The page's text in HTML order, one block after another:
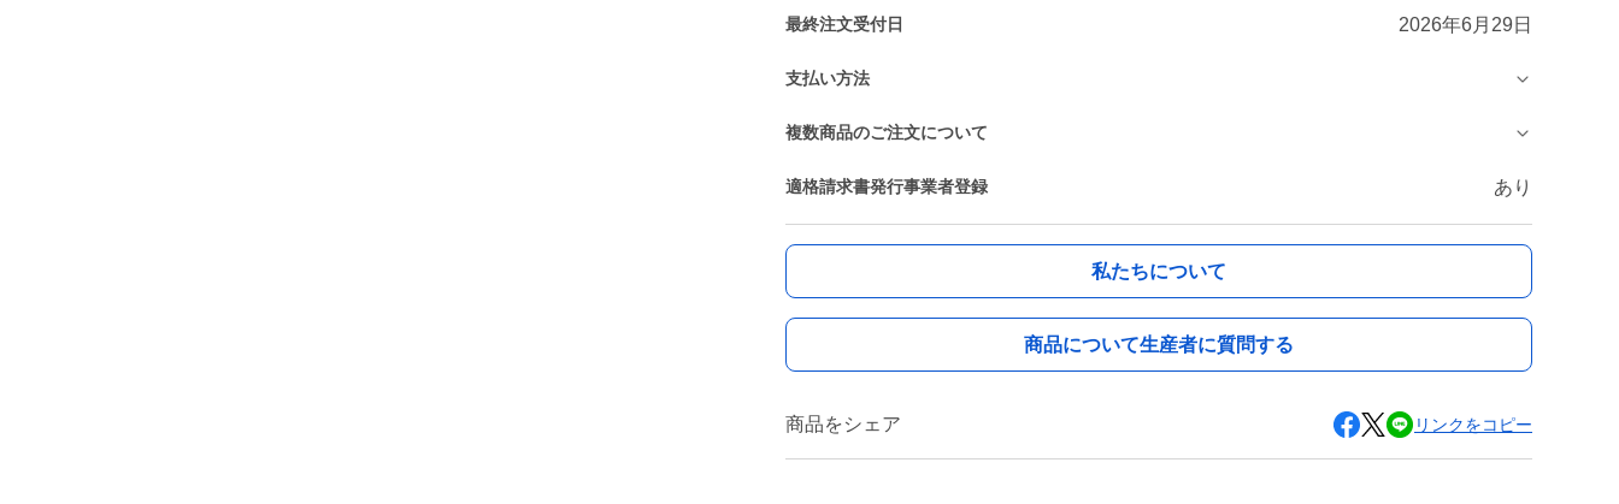
最終注文受付日 2026年6月29日
支払い方法
複数商品のご注文について
適格請求書発行事業者登録 あり
私たちについて
商品について生産者に質問する
商品をシェア リンクをコピー